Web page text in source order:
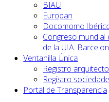
BIAU
Europan
Docomomo
Congreso
de la UIA.
Ventanilla Única
Registro
Registro
Portal de Transparencia